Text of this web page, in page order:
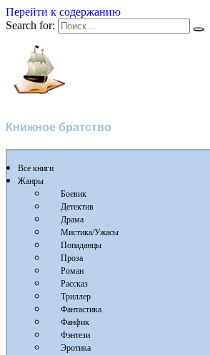
Перейти к содержанию
Search for:
Книжное братство
Все книги
Жанры
Боевик
Детектив
Драма
Мистика/Ужасы
Попаданцы
Проза
Роман
Рассказ
Триллер
Фантастика
Фанфик
Фэнтези
Эротика